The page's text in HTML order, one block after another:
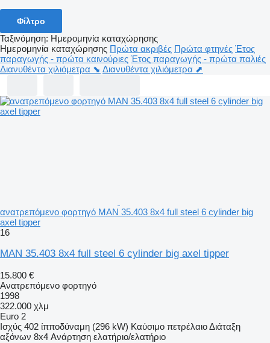
Φίλτρο
Ταξινόμηση: Ημερομηνία καταχώρησης
Ημερομηνία καταχώρησης Πρώτα ακριβές Πρώτα φτηνές Έτος
παραγωγής - πρώτα καινούριες Έτος παραγωγής - πρώτα παλιές
Διανυθέντα χιλιόμετρα ⬊ Διανυθέντα χιλιόμετρα ⬈
ανατρεπόμενο φορτηγό MAN 35.403 8x4 full steel 6 cylinder big
axel tipper
16
MAN 35.403 8x4 full steel 6 cylinder big axel tipper
15.800 €
Ανατρεπόμενο φορτηγό
1998
322.000 χλμ
Euro 2
Ισχύς 402 ίπποδύναμη (296 kW) Καύσιμο πετρέλαιοΔιάταξη
αξόνων 8x4 Ανάρτηση ελατήριο/ελατήριο